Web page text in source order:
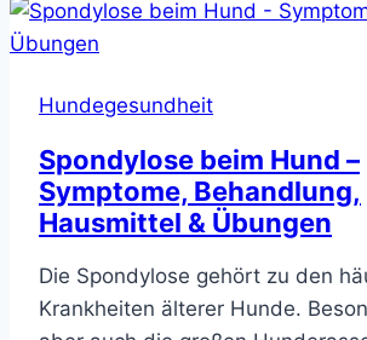
(chronische
was
wirklich?
Hundegesundheit
Spondylose beim Hund –
Symptome, Behandlung,
Hausmittel & Übungen
Die Spondylose gehört zu den
Krankheiten älterer Hunde.